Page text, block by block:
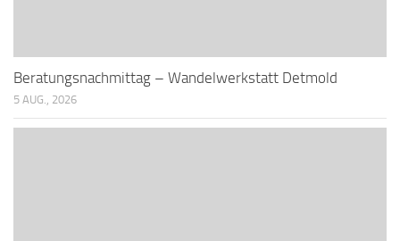
Beratungsnachmittag – Wandelwerkstatt Detmold
5 AUG., 2026